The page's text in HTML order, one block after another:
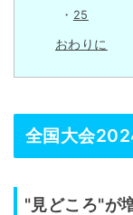
25
おわりに
全国大会
"見どころ"が